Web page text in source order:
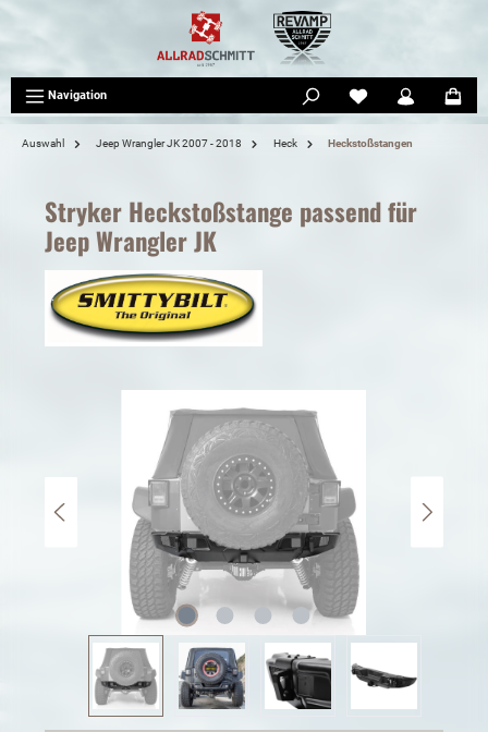
Navigation
Auswahl Jeep Wrangler JK 2007 - 2018 Heck Heckstoßstangen
Stryker Heckstoßstange passend für
Jeep Wrangler JK